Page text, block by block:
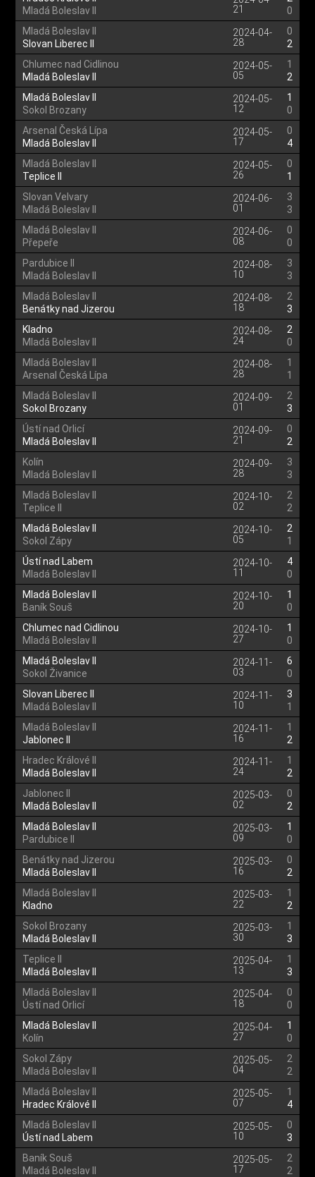
Mladá Boleslav II
21
0
Mladá Boleslav II
Slovan Liberec II
2024-04-
28
0
2
Chlumec nad Cidlinou
Mladá Boleslav II
2024-05-
05
1
2
Mladá Boleslav II
Sokol Brozany
2024-05-
12
1
0
Arsenal Česká Lípa
Mladá Boleslav II
2024-05-
17
0
4
Mladá Boleslav II
Teplice II
2024-05-
26
0
1
Slovan Velvary
Mladá Boleslav II
2024-06-
01
3
3
Mladá Boleslav II
Přepeře
2024-06-
08
0
0
Pardubice II
Mladá Boleslav II
2024-08-
10
3
3
Mladá Boleslav II
Benátky nad Jizerou
2024-08-
18
2
3
Kladno
Mladá Boleslav II
2024-08-
24
2
0
Mladá Boleslav II
Arsenal Česká Lípa
2024-08-
28
1
1
Mladá Boleslav II
Sokol Brozany
2024-09-
01
2
3
Ústí nad Orlicí
Mladá Boleslav II
2024-09-
21
0
2
Kolín
Mladá Boleslav II
2024-09-
28
3
3
Mladá Boleslav II
Teplice II
2024-10-
02
2
2
Mladá Boleslav II
Sokol Zápy
2024-10-
05
2
1
Ústí nad Labem
Mladá Boleslav II
2024-10-
11
4
0
Mladá Boleslav II
Baník Souš
2024-10-
20
1
0
Chlumec nad Cidlinou
Mladá Boleslav II
2024-10-
27
1
0
Mladá Boleslav II
Sokol Živanice
2024-11-
03
6
0
Slovan Liberec II
Mladá Boleslav II
2024-11-
10
3
1
Mladá Boleslav II
Jablonec II
2024-11-
16
1
2
Hradec Králové II
Mladá Boleslav II
2024-11-
24
1
2
Jablonec II
Mladá Boleslav II
2025-03-
02
0
2
Mladá Boleslav II
Pardubice II
2025-03-
09
1
0
Benátky nad Jizerou
Mladá Boleslav II
2025-03-
16
0
2
Mladá Boleslav II
Kladno
2025-03-
22
1
2
Sokol Brozany
Mladá Boleslav II
2025-03-
30
1
3
Teplice II
Mladá Boleslav II
2025-04-
13
1
3
Mladá Boleslav II
Ústí nad Orlicí
2025-04-
18
0
0
Mladá Boleslav II
Kolín
2025-04-
27
1
0
Sokol Zápy
Mladá Boleslav II
2025-05-
04
2
2
Mladá Boleslav II
Hradec Králové II
2025-05-
07
1
4
Mladá Boleslav II
Ústí nad Labem
2025-05-
10
0
3
Baník Souš
Mladá Boleslav II
2025-05-
17
2
2